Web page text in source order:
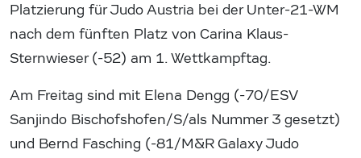
Platzierung für Judo Austria bei der Unter-21-WM
nach dem fünften Platz von Carina Klaus-
Sternwieser (-52) am 1. Wettkampftag.
Am Freitag sind mit Elena Dengg (-70/ESV
Sanjindo Bischofshofen/S/als Nummer 3 gesetzt)
und Bernd Fasching (-81/M&R Galaxy Judo